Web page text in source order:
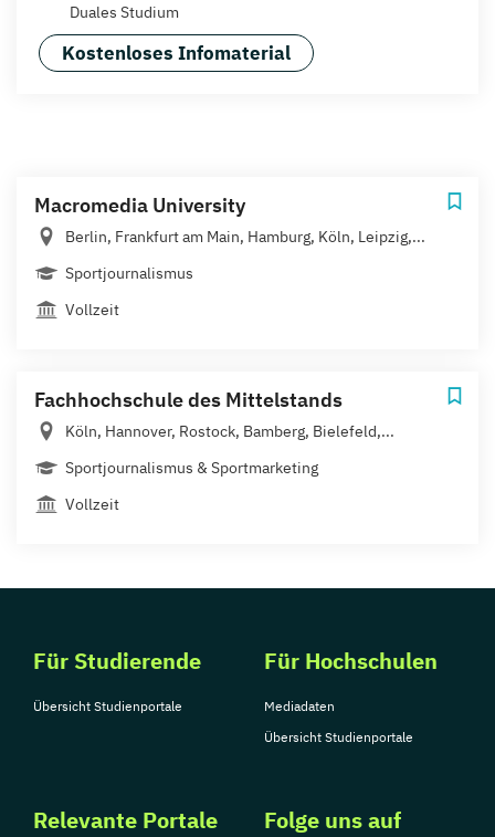
Duales Studium
Kostenloses Infomaterial
Macromedia University
Berlin, Frankfurt am Main, Hamburg, Köln, Leipzig,...
Sportjournalismus
Vollzeit
Fachhochschule des Mittelstands
Köln, Hannover, Rostock, Bamberg, Bielefeld,...
Sportjournalismus & Sportmarketing
Vollzeit
Für Studierende
Übersicht Studienportale
Für Hochschulen
Mediadaten
Übersicht Studienportale
Relevante Portale Folge uns auf